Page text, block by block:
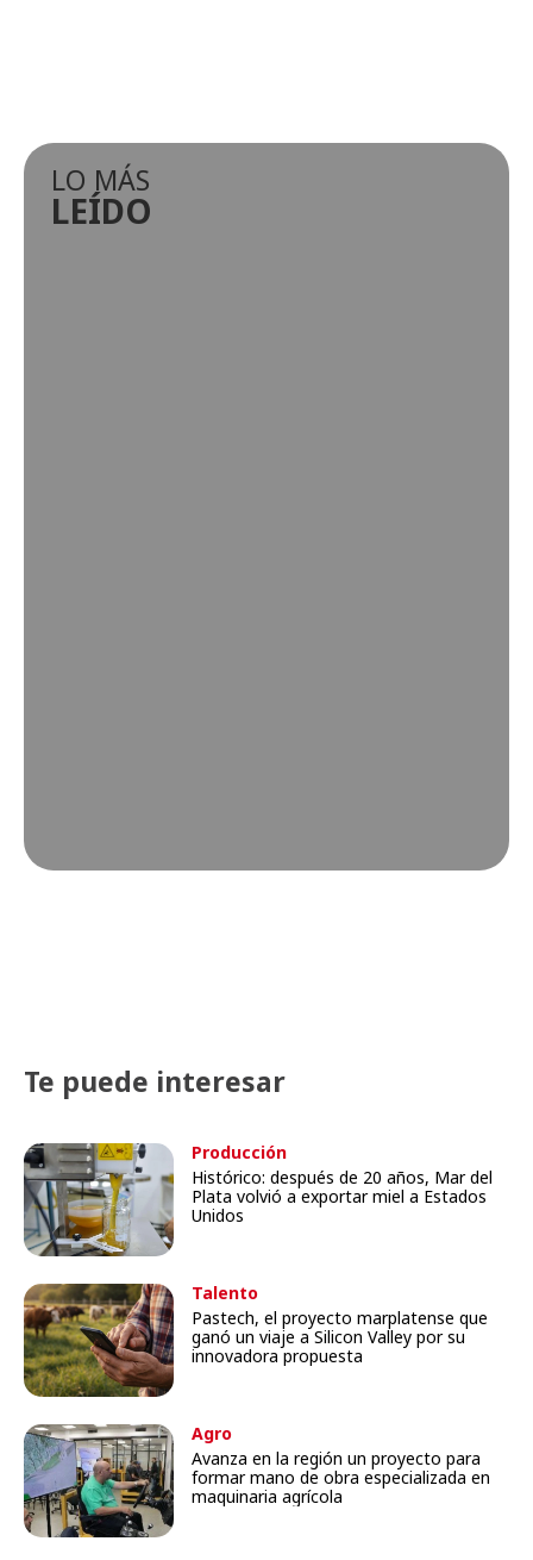
LO MÁS
LEÍDO
Te puede interesar
Producción
Histórico: después de 20 años, Mar del
Plata volvió a exportar miel a Estados
Unidos
Talento
Pastech, el proyecto marplatense que
ganó un viaje a Silicon Valley por su
innovadora propuesta
Agro
Avanza en la región un proyecto para
formar mano de obra especializada en
maquinaria agrícola